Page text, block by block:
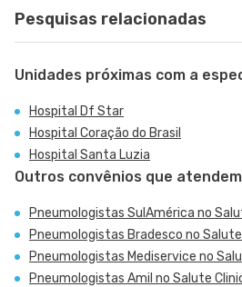
Pesquisas relacionadas
Unidades próximas com a
Hospital Df Star
Hospital Coração do Brasil
Hospital Santa Luzia
Outros convênios que
Pneumologistas SulAmérica no
Pneumologistas Bradesco no
Pneumologistas Mediservice no
Pneumologistas Amil no Salute